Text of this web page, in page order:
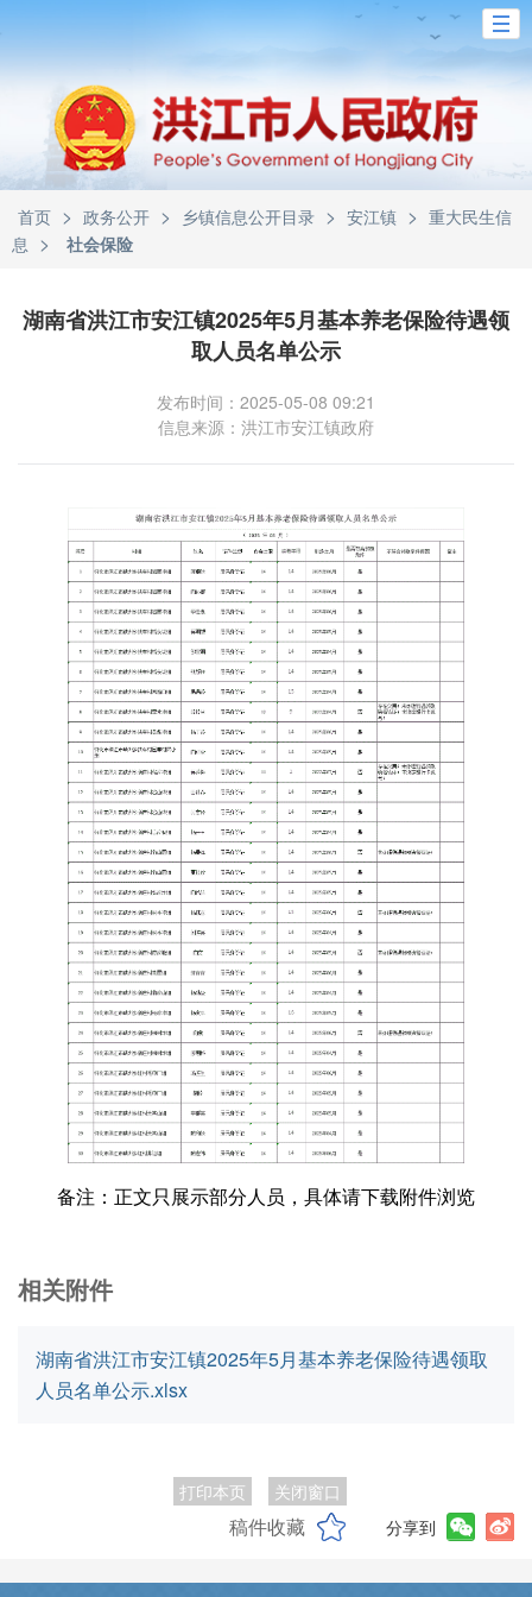
首页 > 政务公开 > 乡镇信息公开目录 > 安江镇 > 重大民生信
息 > 社会保险
湖南省洪江市安江镇2025年5月基本养老保险待遇领
取人员名单公示
发布时间：2025-05-08 09:21
信息来源：洪江市安江镇政府
备注：正文只展示部分人员，具体请下载附件浏览
相关附件
湖南省洪江市安江镇2025年5月基本养老保险待遇领取
人员名单公示.xlsx
打印本页 关闭窗口
稿件收藏 分享到